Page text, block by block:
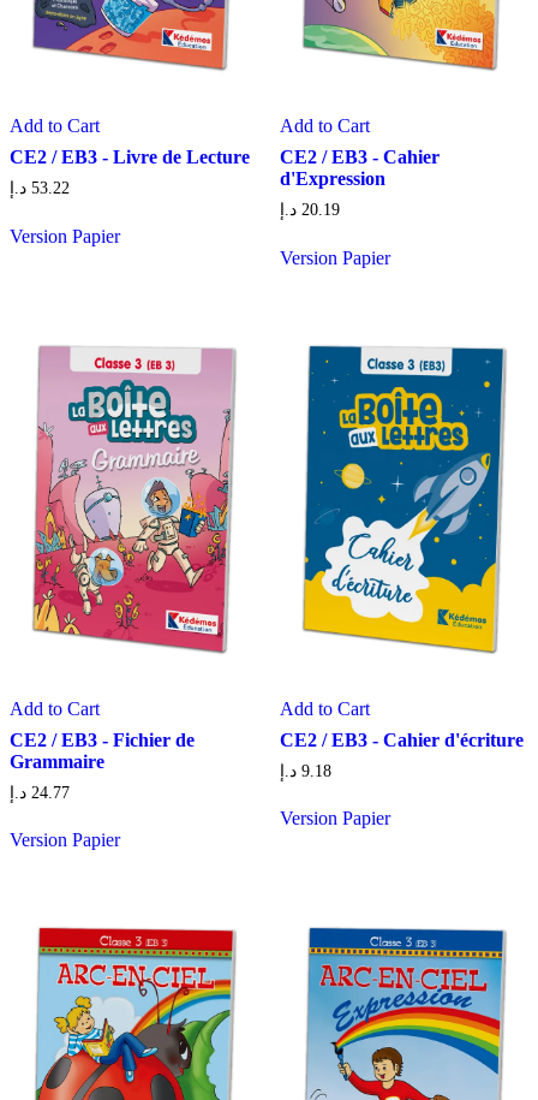
Add to Cart
CE2 / EB3 - Livre de Lecture
53.22 د.إ
Version Papier
Add to Cart
CE2 / EB3 - Cahier
d'Expression
20.19 د.إ
Version Papier
Add to Cart
CE2 / EB3 - Fichier de
Grammaire
24.77 د.إ
Version Papier
Add to Cart
CE2 / EB3 - Cahier d'écriture
9.18 د.إ
Version Papier